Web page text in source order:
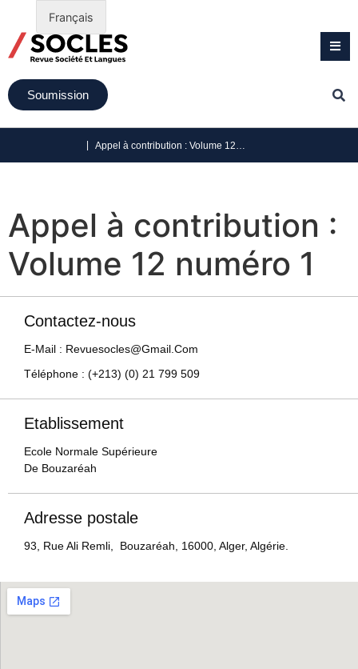
Soumission
Appel à contribution :
Volume 12 numéro 1
Contactez-nous
E-Mail : Revuesocles@gmail.com
Téléphone : (+213) (0) 21 799 509
Etablissement
Ecole Normale Supérieure
De Bouzaréah
Adresse postale
93, Rue Ali Remli, Bouzaréah, 16000, Alger, Algérie.
Français